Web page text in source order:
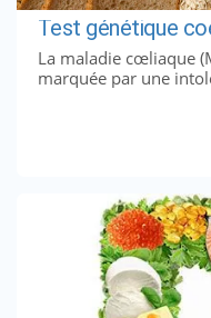
Test génétique
La maladie cœliaque
marquée par une